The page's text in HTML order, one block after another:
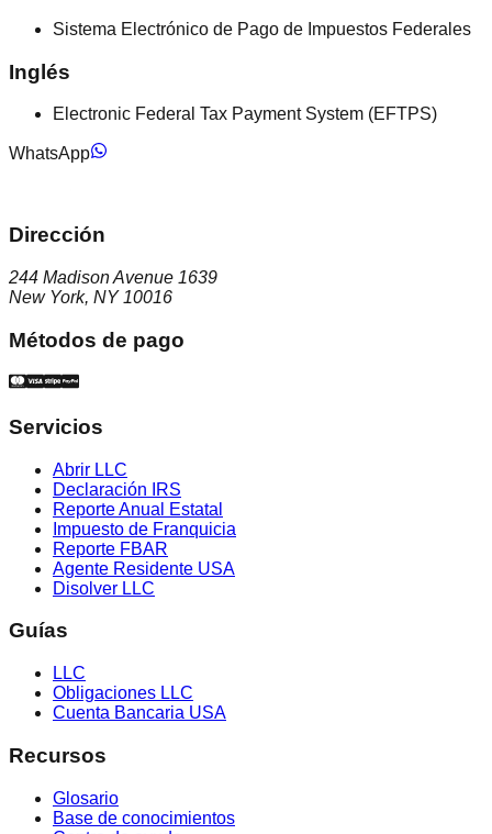
Sistema Electrónico de Pago de Impuestos Federales
Inglés
Electronic Federal Tax Payment System (EFTPS)
WhatsApp
Dirección
244 Madison Avenue 1639
New York, NY 10016
Métodos de pago
Servicios
Abrir LLC
Declaración IRS
Reporte Anual Estatal
Impuesto de Franquicia
Reporte FBAR
Agente Residente USA
Disolver LLC
Guías
LLC
Obligaciones LLC
Cuenta Bancaria USA
Recursos
Glosario
Base de conocimientos